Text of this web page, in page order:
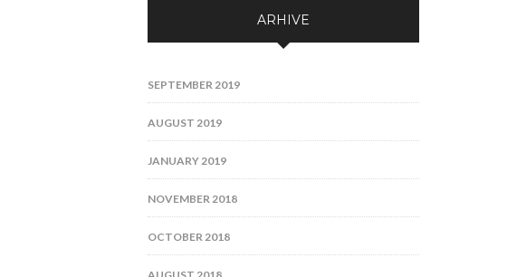
ARHIVE
SEPTEMBER 2019
AUGUST 2019
JANUARY 2019
NOVEMBER 2018
OCTOBER 2018